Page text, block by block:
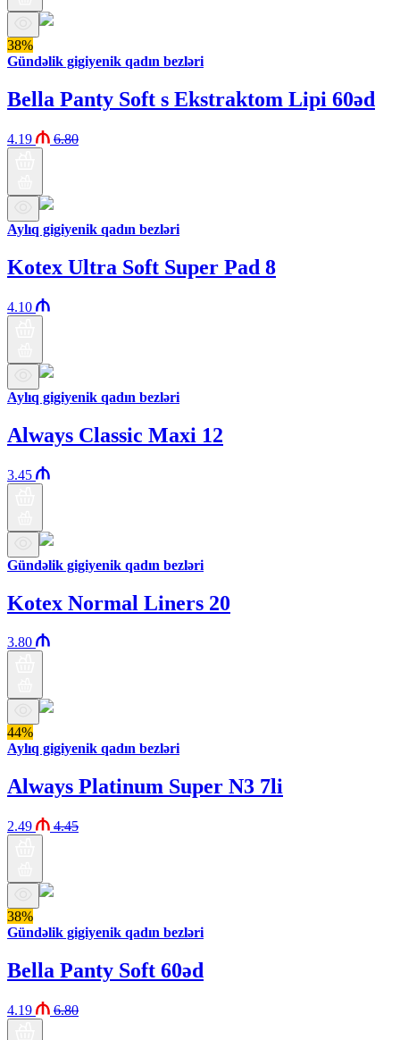
38%
Gündəlik gigiyenik qadın bezləri
Bella Panty Soft s Ekstraktom Lipi 60əd
4.19 6.80
Aylıq gigiyenik qadın bezləri
Kotex Ultra Soft Super Pad 8
4.10
Aylıq gigiyenik qadın bezləri
Always Classic Maxi 12
3.45
Gündəlik gigiyenik qadın bezləri
Kotex Normal Liners 20
3.80
44%
Aylıq gigiyenik qadın bezləri
Always Platinum Super N3 7li
2.49 4.45
38%
Gündəlik gigiyenik qadın bezləri
Bella Panty Soft 60əd
4.19 6.80